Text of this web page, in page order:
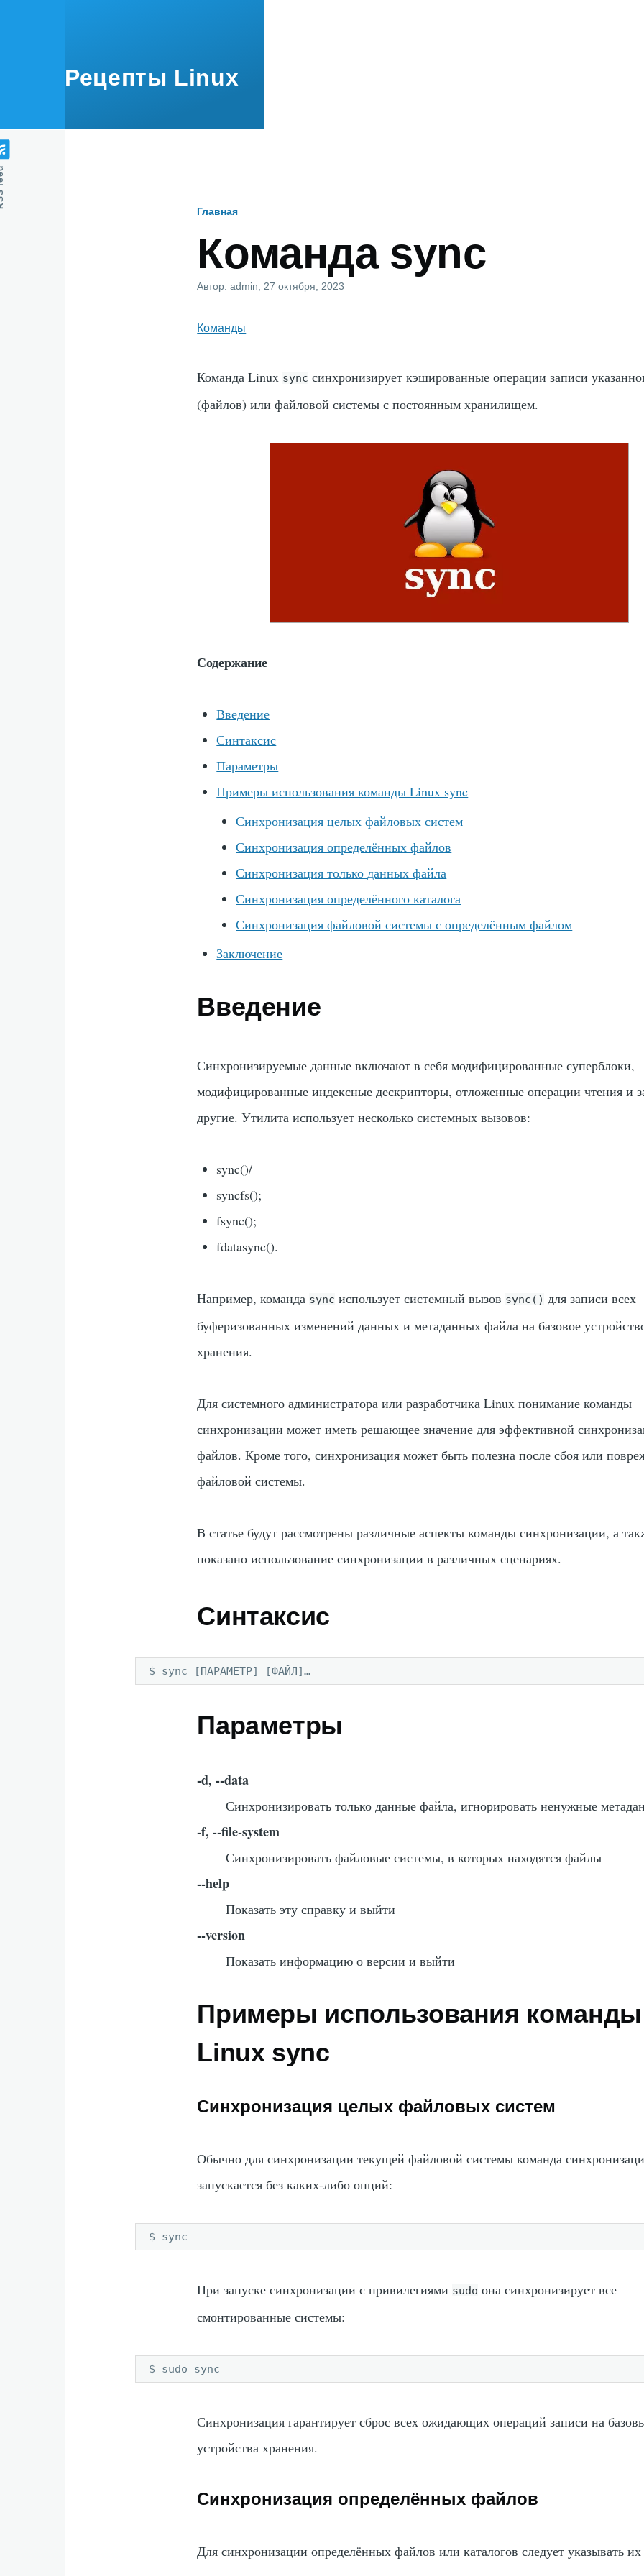
Рецепты Linux
навигации
Главная
Команда sync
Автор:admin , 27 октября, 2023
Команды
Команда Linux sync синхронизирует кэшированные операции записи
(файлов) или файловой системы с постоянным хранилищем.
Содержание
Введение
Синтаксис
Параметры
Примеры использования команды Linux sync
Синхронизация целых файловых систем
Синхронизация определённых файлов
Синхронизация только данных файла
Синхронизация определённого каталога
Синхронизация файловой системы с определённым файлом
Заключение
Введение
Синхронизируемые данные включают в себя модифицированные суперблоки,
модифицированные индексные дескрипторы, отложенные операции чтения и
другие. Утилита использует несколько системных вызовов:
sync()/
syncfs();
fsync();
fdatasync().
Например, команда sync использует системный вызов sync() для записи всех
буферизованных изменений данных и метаданных файла на базовое
хранения.
Для системного администратора или разработчика Linux понимание команды
синхронизации может иметь решающее значение для эффективной
файлов. Кроме того, синхронизация может быть полезна после сбоя или
файловой системы.
В статье будут рассмотрены различные аспекты команды синхронизации, а
показано использование синхронизации в различных сценариях.
Синтаксис
$ sync [ПАРАМЕТР] [ФАЙЛ]…
Параметры
-d, --data
Синхронизировать только данные файла, игнорировать ненужные
-f, --file-system
Синхронизировать файловые системы, в которых находятся файлы
--help
Показать эту справку и выйти
--version
Показать информацию о версии и выйти
Примеры использования команды
Linux sync
Синхронизация целых файловых систем
Обычно для синхронизации текущей файловой системы команда
запускается без каких-либо опций:
$ sync
При запуске синхронизации с привилегиями sudo она синхронизирует все
смонтированные системы:
$ sudo sync
Синхронизация гарантирует сброс всех ожидающих операций записи на
устройства хранения.
Синхронизация определённых файлов
Для синхронизации определённых файлов или каталогов следует указывать